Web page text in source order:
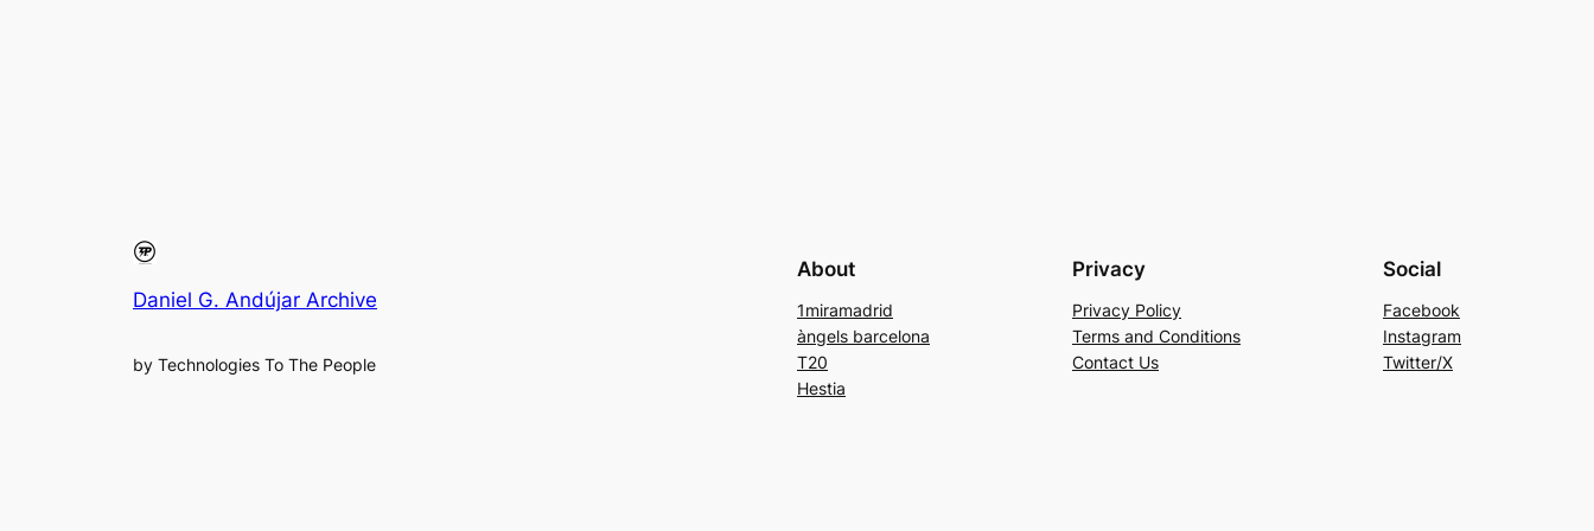
Daniel G. Andújar Archive
by Technologies To The People
About
1miramadrid
àngels barcelona
T20
Hestia
Privacy
Privacy Policy
Terms and Conditions
Contact Us
Social
Facebook
Instagram
Twitter/X